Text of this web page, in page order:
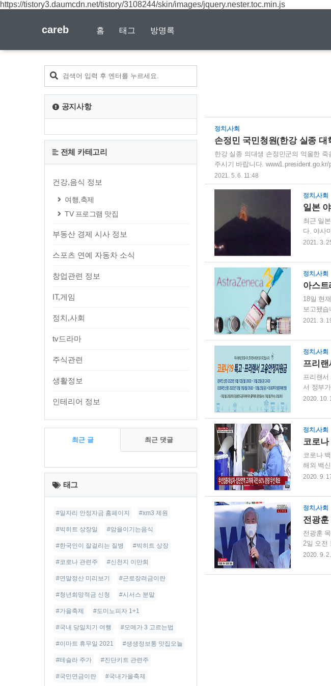
https://tistory3.daumcdn.net/tistory/3108244/skin/images/jquery.nester.toc.min.js
careb 홈 태그 방명록
정치,사회
손정민 국민청원(한강 실종 대
한강 실종 의대생 손정민군의 억울한
주시기 바랍니다.
라답게, 국민과 함께 갑니다.
식을 치뤘습니다. 이날 발인식에서 손
아프게 하였습니다. 손정민군의 아버
2021. 5. 6. 11:48
정치,사회
일본
최근 일
다. 야사
일부터
화산가스
한 위기
화에 따
2021. 3.
정치,사회
아스
18일 현
보고됐
신고됐
니다. 질
니다"라
증가했
2021. 3.
정치,사회
프리랜
프리랜
서 정부
바랍니다
재난지원
(레미콘
2020. 10.
정치,사회
코로
코로나
해외 백
하는 등
보하겠습
신개발
해서는
2020. 9.
정치,사회
전광
전광훈
2일 오전
목사 입
수 없다
존경하
건 그만
2020. 9.
공지사항
전체 카테고리
건강,음식 정보
여행,축제
TV 프로그램 맛집
부동산 경제 시사 정보
스포츠 연예 자동차 소식
창업관련 정보
IT,게임
정치,사회
tv드라마
주식관련
생활정보
인테리어 정보
최근 글 최근 댓글
최
근
글
태그
#일자리 안정자금 홈페이지 #xm3 제원
#빅히트 상장일 #암을이기는음식
#한국인이 잘걸리는 질병 #빅히트 상장
#코로나 관련주 #신천지 이만희
#연말정산 미리보기 #근로장려금이란
#청년희망적금 신청 #시서스 분말
#가을축제 #도미노피자 1+1
#국내 당일치기 여행 #오메가 3 고르는법
#이마트 휴무일 2021 #생생정보통 맛집오늘
#테슬라 주가 #진단키트 관련주
#국민연금이란 #국내가을축제